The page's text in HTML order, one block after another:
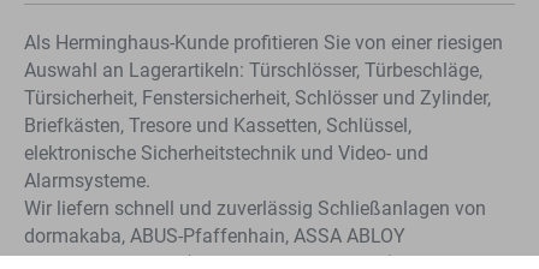
Als Herminghaus-Kunde profitieren Sie von einer riesigen
Auswahl an Lagerartikeln: Türschlösser, Türbeschläge,
Türsicherheit, Fenstersicherheit, Schlösser und Zylinder,
Briefkästen, Tresore und Kassetten, Schlüssel,
elektronische Sicherheitstechnik und Video- und
Alarmsysteme.
Wir liefern schnell und zuverlässig Schließanlagen von
dormakaba, ABUS-Pfaffenhain, ASSA ABLOY
Sicherheitstechnik (CLIQ®, IKON und KESO). Profitieren